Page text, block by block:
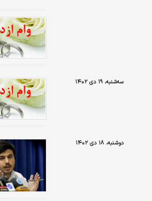
سه‌شنبه، ۱۹ دی ۱۴۰۲
دوشنبه، ۱۸ دی ۱۴۰۲